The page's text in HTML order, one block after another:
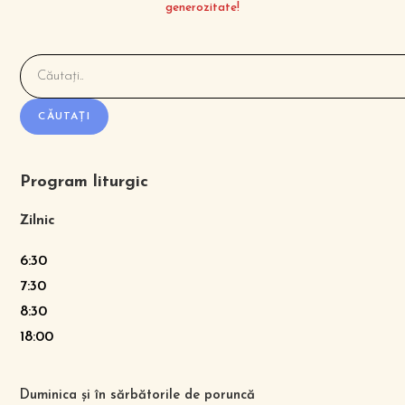
generozitate!
CĂUTAȚI
Program liturgic
Zilnic
6:30
7:30
8:30
18:00
Duminica și în sărbătorile de poruncă